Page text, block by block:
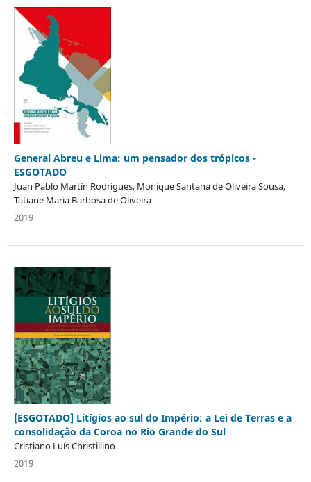
General Abreu e Lima: um pensador dos trópicos -
ESGOTADO
Juan Pablo Martín Rodrígues, Monique Santana de Oliveira Sousa,
Tatiane Maria Barbosa de Oliveira
2019
[ESGOTADO] Litígios ao sul do Império: a Lei de Terras e a
consolidação da Coroa no Rio Grande do Sul
Cristiano Luís Christillino
2019